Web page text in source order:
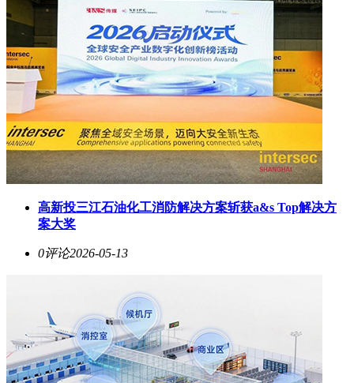
高新投三江石油化工消防解决方案斩获a&s Top解决方
案大奖
0评论2026-05-13